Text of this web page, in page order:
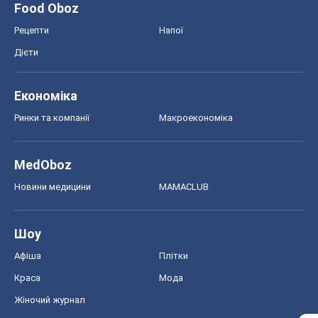
Food Oboz
Рецепти Напої
Дієти
Економіка
Ринки та компанії Макроекономіка
MedOboz
Новини медицини MAMACLUB
Шоу
Афіша Плітки
Краса Мода
Жіночий журнал